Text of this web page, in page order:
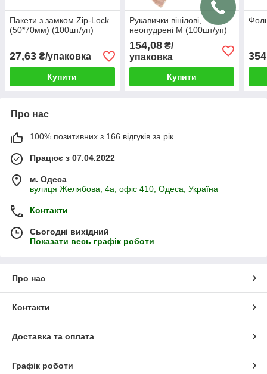
Пакети з замком Zip-Lock
(50*70мм) (100шт/уп)
27,63 ₴/упаковка
Купити
Рукавички вінілові,
неопудрені М (100шт/уп)
154,08₴/
упаковка
Купити
354
Про нас
100% позитивних з 166 відгуків за рік
Працює з 07.04.2022
м. Одеса
вулиця Желябова, 4а, офіс 410, Одеса, Україна
Контакти
Сьогодні вихідний
Показати весь графік роботи
Про нас
Контакти
Доставка та оплата
Графік роботи